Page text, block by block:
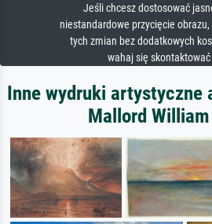
Jeśli chcesz dostosować
niestandardowe przycięcie
tych zmian bez dodatkowych
wahaj się
Inne wydruki artystyczne
Mallord